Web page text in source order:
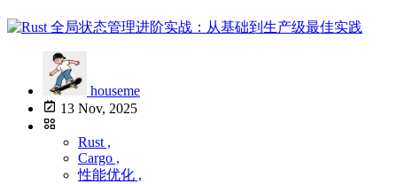
houseme
13 Nov, 2025
Rust ,
Cargo ,
性能优化 ,